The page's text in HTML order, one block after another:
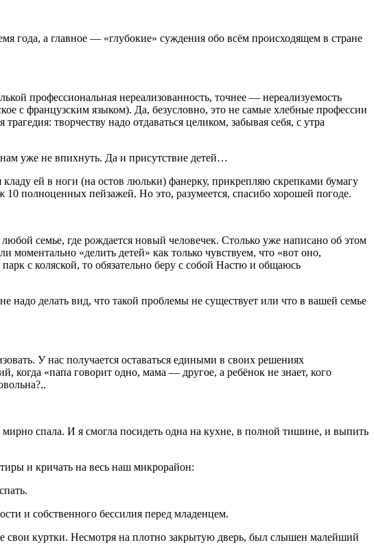
года, а главное — «глубокие» суждения обо всём происходящем в стране
профессиональная нереализованность, точнее — нереализуемость
с французским языком). Да, безусловно, это не самые хлебные профессии
творчеству надо отдаваться целиком, забывая себя, с утра
уже не впихнуть. Да и присутствие детей…
ей в ноги (на остов люльки) фанерку, прикрепляю скрепками бумагу
полноценных пейзажей. Но это, разумеется, спасибо хорошей погоде.
семье, где рождается новый человечек. Столько уже написано об этом
«делить детей» как только чувствуем, что «вот оно,
с коляской, то обязательно беру с собой Настю и общаюсь
делать вид, что такой проблемы не существует или что в вашей семье
У нас получается оставаться едиными в своих решениях
когда «папа говорит одно, мама — другое, а ребёнок не знает, кого
спала. И я смогла посидеть одна на кухне, в полной тишине, и выпить
и кричать на весь наш микрорайон:
и собственного бессилия перед младенцем.
свои куртки. Несмотря на плотно закрытую дверь, был слышен малейший